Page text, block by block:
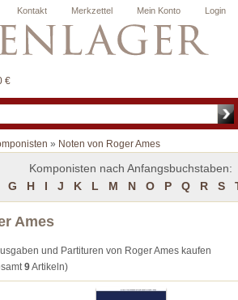
Login
Mein Konto
Merkzettel
Kontakt
€
» Noten von Roger Ames
Komponisten nach Anfangsbuchstaben:
G H I J K L M N O P Q R S
Ames
und Partituren von Roger Ames kaufen
9Artikeln)